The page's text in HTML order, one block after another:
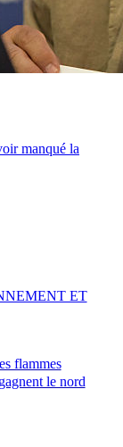
manqué la
flammes
le nord
ET